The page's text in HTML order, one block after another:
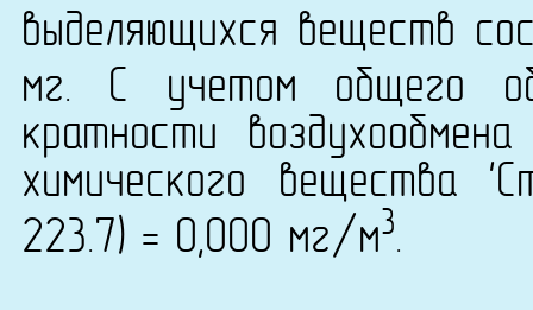
выделяющихся веществ
мг. С учетом общего
кратности
химического
223.7) = 0,000 мг/м3.